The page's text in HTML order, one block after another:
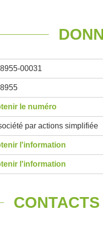
00031
le numéro
par actions simplifiée
l'information
l'information